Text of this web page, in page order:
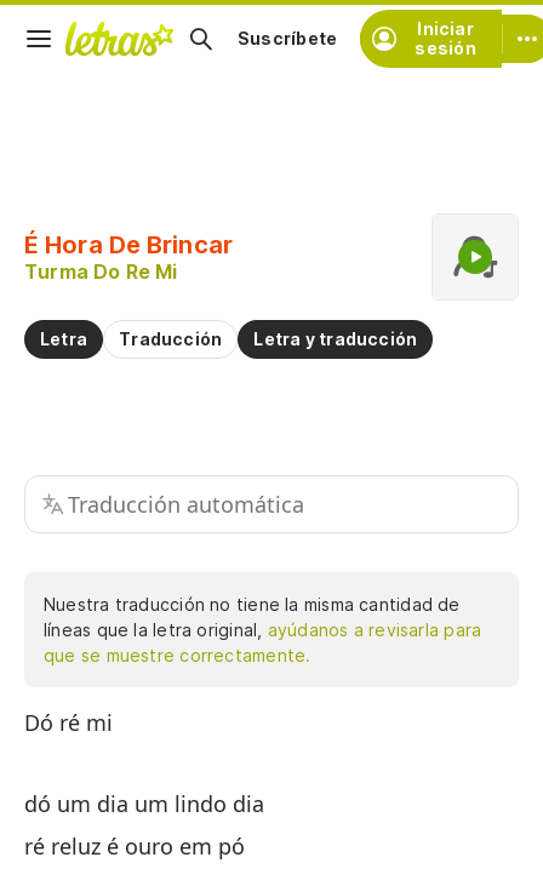
Iniciar
sesión
Suscríbete
É Hora De Brincar
Turma Do Re Mi
Letra Traducción Letra y traducción
Traducción automática
Nuestra traducción no tiene la misma cantidad de
líneas que la letra original, ayúdanos a revisarla para
que se muestre correctamente.
Dó ré mi
dó um dia um lindo dia
ré reluz é ouro em pó
Practicar la pronunciación de